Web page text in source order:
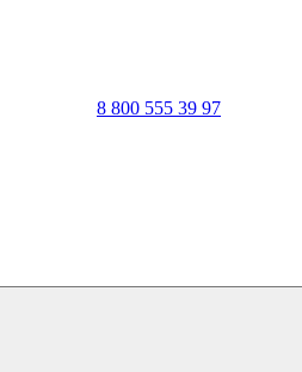
8 800 555 39 97